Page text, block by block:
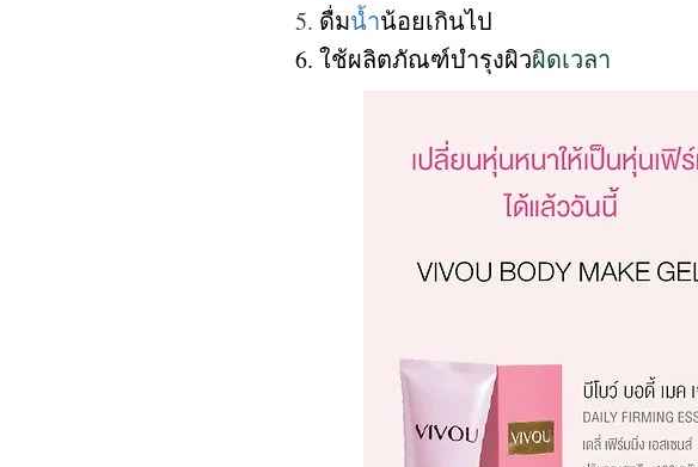
5. ดื่มน้ำน้อยเกินไป
6. ใช้ผลิตภัณฑ์บำรุงผิวผิดเวลา